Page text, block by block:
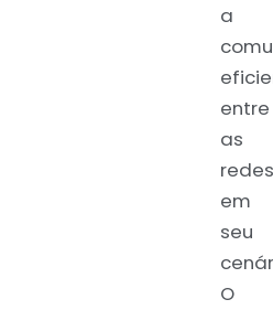
a
entre
as
redes
em
seu
O